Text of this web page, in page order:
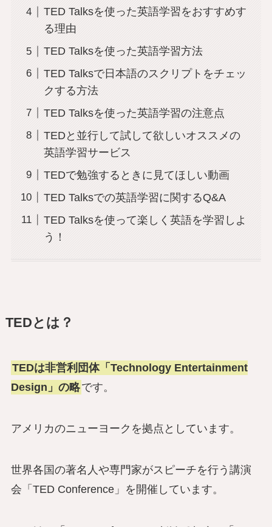
TED Talksを使った英語学習をおすすめす
る理由
TED Talksを使った英語学習方法
TED Talksで日本語のスクリプトをチェッ
クする方法
TED Talksを使った英語学習の注意点
TEDと並行して試して欲しいオススメの
英語学習サービス
TEDで勉強するときに見てほしい動画
TED Talksでの英語学習に関するQ&A
TED Talksを使って楽しく英語を学習しよ
う！
TEDとは？
TEDは非営利団体「Technology Entertainment
Design」の略です。
アメリカのニューヨークを拠点としています。
世界各国の著名人や専門家がスピーチを行う講演
会「TED Conference」を開催しています。